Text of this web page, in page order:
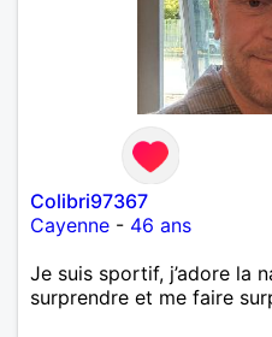
Colibri97367
Cayenne - 46 ans
Je suis sportif, j’adore la
surprendre et me faire